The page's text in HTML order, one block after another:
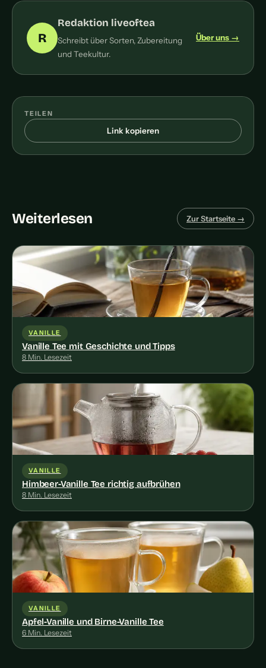
R
Redaktion liveoftea
Schreibt über Sorten, Zubereitung
und Teekultur.
Über uns →
TEILEN
Link kopieren
Weiterlesen Zur Startseite →
VANILLE
Vanille Tee mit Geschichte und Tipps
8 Min. Lesezeit
VANILLE
Himbeer-Vanille Tee richtig aufbrühen
8 Min. Lesezeit
VANILLE
Apfel-Vanille und Birne-Vanille Tee
6 Min. Lesezeit